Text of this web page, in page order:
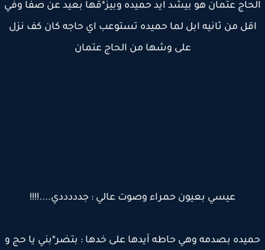
عتمان هو بيشد ايد حميده وبيز*قها بعيد عن صفا وفي
من ثانيه ابل لما حميده تستوعب اي حاجه كان كف نزل
على وشها من الحاج عتمان
عيسي بعيون حمراء وصوت عالي : جدددددي....!!!!
بصدمه وهي حاطه أيدها على خدها : بتضر*بني يا حج و